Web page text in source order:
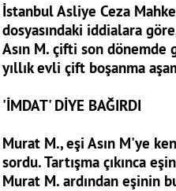
İstanbul Asliye Ceza
dosyasındaki iddialara
Asın M. çifti son dönemde
yıllık evli çift boşanma
'İMDAT' DİYE BAĞIRDI
Murat M., eşi Asın M'ye
sordu. Tartışma çıkınca
Murat M. ardından eşinin